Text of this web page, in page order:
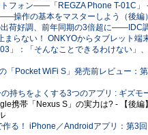
フォン――「REGZA Phone T-01C」
操作の基本をマスターしよう（後編
荷好調、前年同期の3倍超に――IDC
まらない！ ONKYOからタブレット
」：「そんなことできるわけない」
「Pocket WiFi S」発売前レビュー
持ちをよくする3つのアプリ : ギズモ
携帯「Nexus S」の実力は? - 【後
る！ iPhone／Androidアプリ：第3